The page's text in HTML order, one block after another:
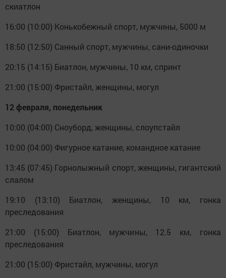
скиатлон
16:00 (10:00) Конькобежный спорт, мужчины, 5000 м
18:50 (12:50) Санный спорт, мужчины, сани-одиночки
20:15 (14:15) Биатлон, мужчины, 10 км, спринт
21:00 (15:00) Фристайл, женщины, могул
12 февраля, понедельник
10:00 (04:00) Сноуборд, женщины, слоупстайл
10:00 (04:00) Фигурное катание, командное катание
13:45 (07:45) Горнолыжный спорт, женщины, гигантский
слалом
19:10 (13:10) Биатлон, женщины, 10 км, гонка
преследования
21:00 (15:00) Биатлон, мужчины, 12.5 км, гонка
преследования
21:00 (15:00) Фристайл, мужчины, могул